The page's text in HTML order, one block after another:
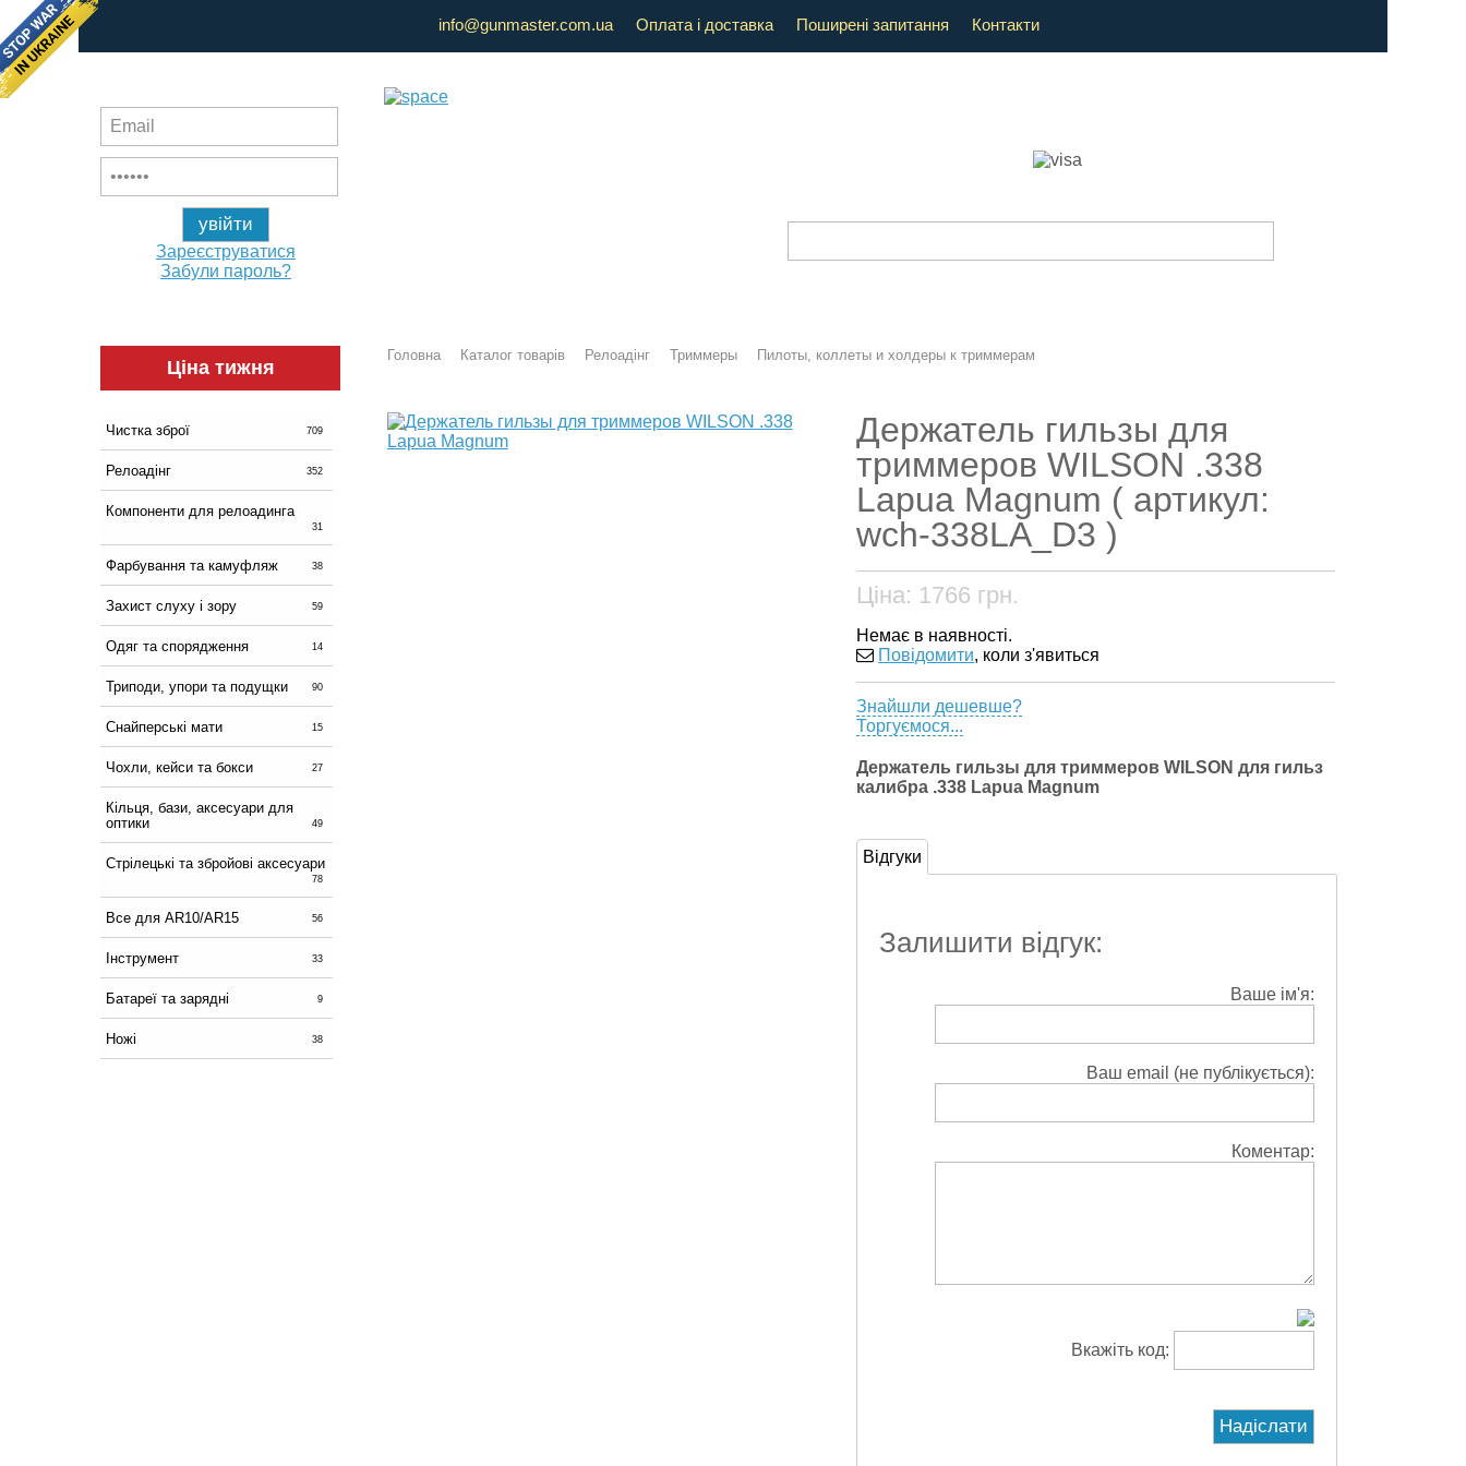
info@gunmaster.com.ua Оплата і доставка Поширені запитання Контакти
Зареєструватися
Забули пароль?
Ціна тижня
Чистка зброї 709
Релоадінг 352
Компоненти для релоадинга
31
Фарбування та камуфляж 38
Захист слуху і зору 59
Одяг та спорядження 14
Триподи, упори та подущки 90
Снайперські мати 15
Чохли, кейси та бокси 27
Кільця, бази, аксесуари для
оптики
49
Стрілецькі та збройові аксесуари
78
Все для AR10/AR15 56
Інструмент 33
Батареї та зарядні 9
Ножі 38
Головна Каталог товарів Релоадінг Триммеры Пилоты, коллеты и холдеры к триммерам
Держатель гильзы для
триммеров WILSON .338
Lapua Magnum ( артикул:
wch-338LA_D3 )
Ціна: 1766 грн.
Немає в наявності.
Повідомити, коли з'явиться
Знайшли дешевше?
Торгуємося...
Держатель гильзы для триммеров WILSON для гильз
калибра .338 Lapua Magnum
Відгуки
Залишити відгук:
Ваше ім'я:
Ваш email (не публікується):
Коментар:
Вкажіть код: